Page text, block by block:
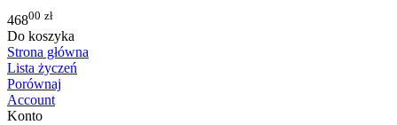
46800 zł
Do koszyka
Strona główna
Lista życzeń
Porównaj
Account
Konto